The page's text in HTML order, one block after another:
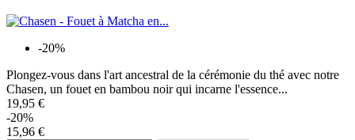
-20%
Plongez-vous dans l'art ancestral de la cérémonie du thé avec notre
Chasen, un fouet en bambou noir qui incarne l'essence...
19,95 €
-20%
15,96 €